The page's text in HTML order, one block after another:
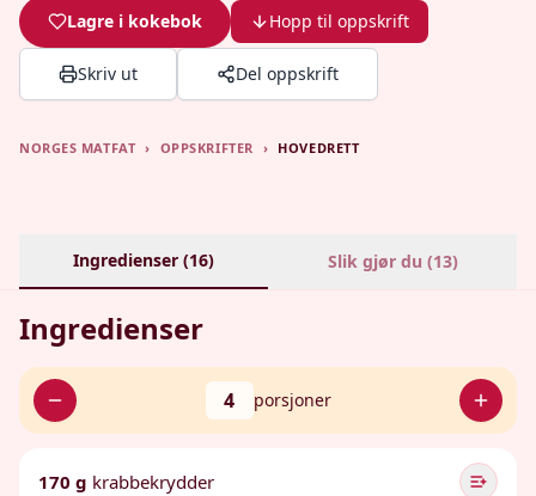
Lagre i kokebok Hopp til oppskrift
Skriv ut Del oppskrift
NORGES MATFAT › OPPSKRIFTER › HOVEDRETT
Ingredienser (16) Slik gjør du (13)
Ingredienser
4 porsjoner
170 g krabbekrydder